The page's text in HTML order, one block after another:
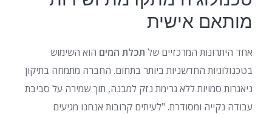
מותאם אישית
אחד היתרונות המרכזיים של תכלת המים הוא השימוש
בטכנולוגיות החדשניות ביותר בתחום. החברה מתמחה בתיקון
ניאגרות סמויות ללא גרימת נזק למבנה, תוך שמירה על סביבת
עבודה נקייה ומסודרת. "לעיתים קרובות אנחנו מגיעים